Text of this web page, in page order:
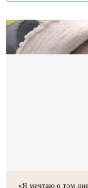
«Я мечтаю о том